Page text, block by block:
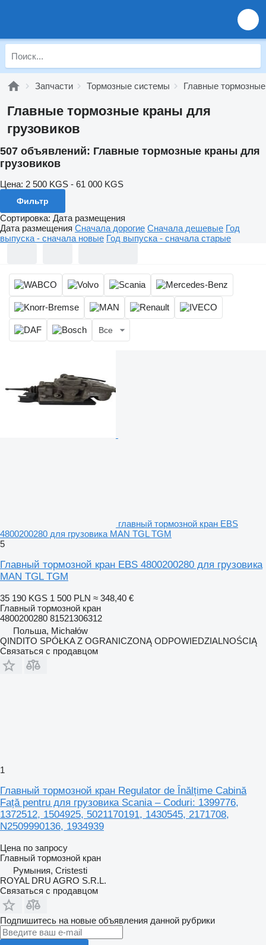
Запчасти Тормозные системы Главные
Главные тормозные краны для
грузовиков
507 объявлений: Главные тормозные краны для
грузовиков
Цена: 2 500 KGS - 61 000 KGS
Фильтр
Сортировка: Дата размещения
Дата размещения Сначала дорогие Сначала дешевые Год
выпуска - сначала новые Год выпуска - сначала старые
Все
главный тормозной кран EBS
4800200280 для грузовика MAN TGL TGM
5
Главный тормозной кран EBS 4800200280 для грузовика
MAN TGL TGM
35 190 KGS 1 500 PLN ≈ 348,40 €
Главный тормозной кран
4800200280 81521306312
Польша, Michałów
QINDITO SPÓŁKA Z OGRANICZONĄ ODPOWIEDZIALNOŚCIĄ
Связаться с продавцом
1
Главный тормозной кран Regulator de Înălțime Cabină
Față pentru для грузовика Scania – Coduri: 1399776,
1372512, 1504925, 5021170191, 1430545, 2171708,
N2509990136, 1934939
Цена по запросу
Главный тормозной кран
Румыния, Cristesti
ROYAL DRU AGRO S.R.L.
Связаться с продавцом
Подпишитесь на новые объявления данной рубрики